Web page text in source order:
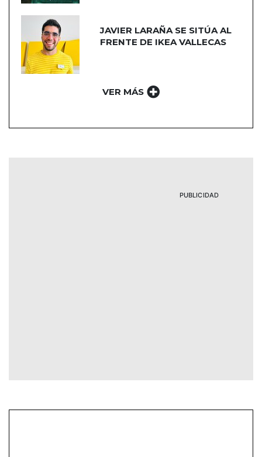
JAVIER LARAÑA SE SITÚA AL
FRENTE DE IKEA VALLECAS
VER MÁS
PUBLICIDAD